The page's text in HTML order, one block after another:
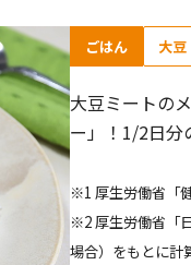
ごはん 大
大豆ミートの
ー」！1/2日分
※1 厚生労働省「
※2 厚生労働省「
場合）をもとに計